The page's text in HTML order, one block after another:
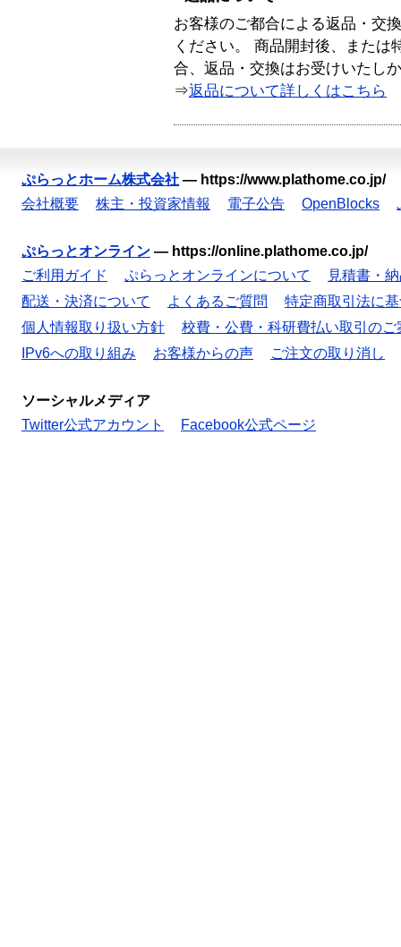
お客様のご都合による返品・交
ください。 商品開封後、または
合、返品・交換はお受けいたし
⇒返品について詳しくはこちら
ぷらっとホーム株式会社 — https://www.plathome.co.jp/
会社概要
株主・投資家情報 電子公告 OpenBlocks
ぷらっとオンライン — https://online.plathome.co.jp/
ご利用ガイド
ぷらっとオンラインについて
見積書・
配送・決済について
よくあるご質問
特定商取引法に
個人情報取り扱い方針
校費・公費・科研費払い取引のご
IPv6への取り組み
お客様からの声 ご注文の取り消し
ソーシャルメディア
Twitter公式アカウント
Facebook公式ページ